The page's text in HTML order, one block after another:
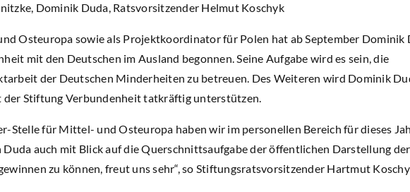
Dominik Duda, Ratsvorsitzender Helmut Koschyk
Osteuropa sowie als Projektkoordinator für Polen hat ab September Dominik
mit den Deutschen im Ausland begonnen. Seine Aufgabe wird es sein, die
der Deutschen Minderheiten zu betreuen. Des Weiteren wird Dominik
Stiftung Verbundenheit tatkräftig unterstützen.
Stelle für Mittel- und Osteuropa haben wir im personellen Bereich für dieses
auch mit Blick auf die Querschnittsaufgabe der öffentlichen Darstellung
zu können, freut uns sehr“, so Stiftungsratsvorsitzender Hartmut